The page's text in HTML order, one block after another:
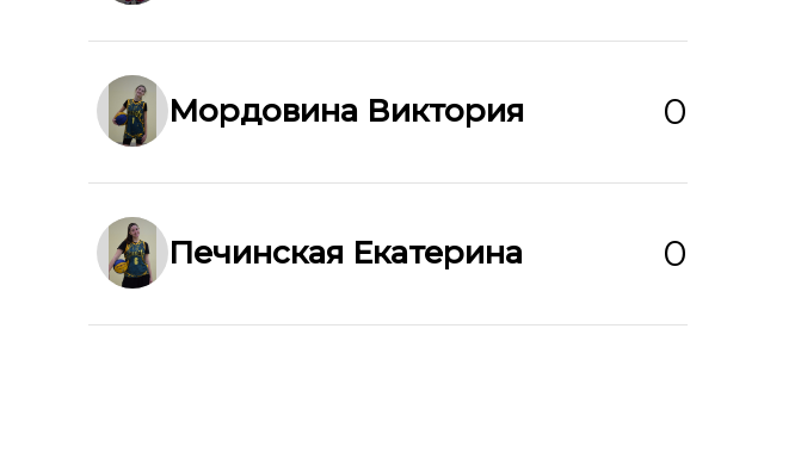
Мордовина Виктория 0
Печинская Екатерина 0